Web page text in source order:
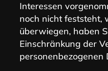
Interessen
noch nicht feststeht,
überwiegen, haben
Einschränkung der
personenbezogenen